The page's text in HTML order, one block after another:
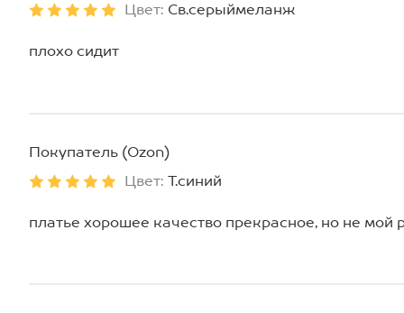
Цвет: Св.серыймеланж
плохо сидит
Покупатель (Ozon)
Цвет: Т.синий
платье хорошее качество прекрасное, но не мой